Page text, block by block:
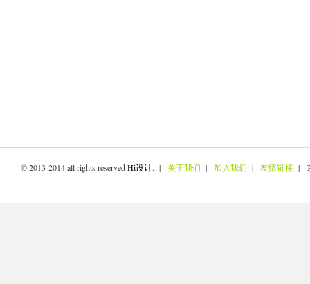
© 2013-2014 all rights reservedHi设计. | 关于我们 | 加入我们 | 友情链接 |